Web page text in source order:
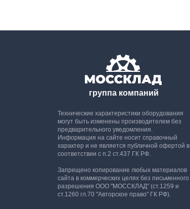
группа компаний
Технические характеристики оборудования
могут быть изменены производителем без
предварительного уведомления.
Информация на сайте носит справочный
характер и не является публичной офертой в
соответствии с п.2 ст.437 ГК РФ.
Запрещено копирование любых материалов
сайта в коммерческих целях без письменного
разрешения ООО "МОССКЛАД" (ст.1259 и
ст.1260 гл.70 "Авторское право" ГК РФ).